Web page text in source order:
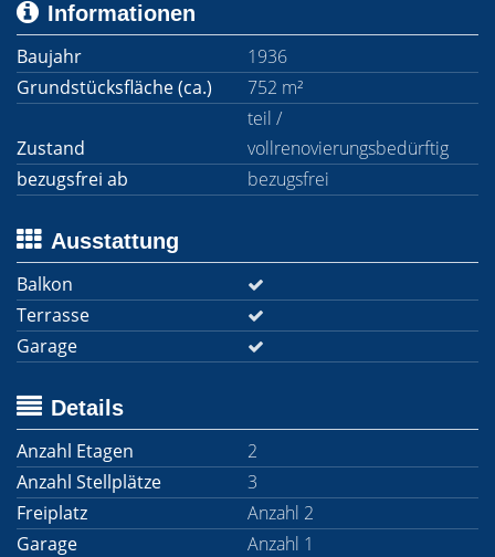
Informationen
Baujahr
1936
Grundstücksfläche (ca.)
752 m²
Zustand
teil /
vollrenovierungsbedürftig
bezugsfrei ab
bezugsfrei
Ausstattung
Balkon
Terrasse
Garage
Details
Anzahl Etagen
2
Anzahl Stellplätze
3
Freiplatz
Anzahl 2
Garage
Anzahl 1